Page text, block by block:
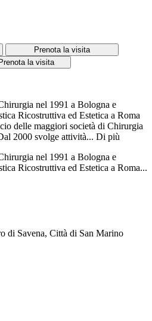
Prenota la visita
Prenota la visita
nel 1991 a Bologna e
Ricostruttiva ed Estetica a Roma
delle maggiori società di Chirurgia
2000 svolge attività... Di più
nel 1991 a Bologna e
Ricostruttiva ed Estetica a Roma...
di Savena, Città di San Marino